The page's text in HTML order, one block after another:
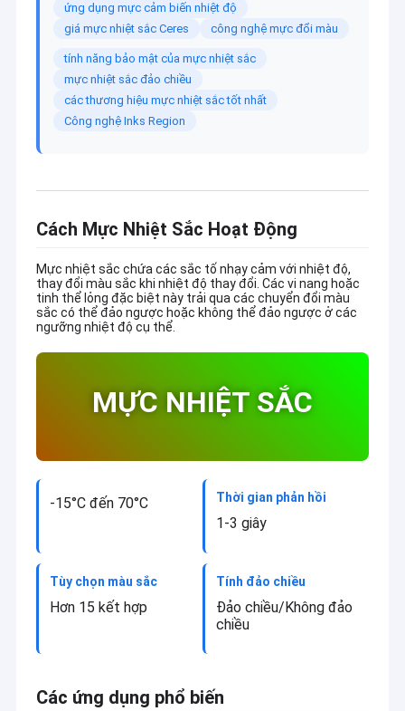
ứng dụng mực cảm biến nhiệt độ
giá mực nhiệt sắc Ceres
công nghệ mực đổi màu
tính năng bảo mật của mực nhiệt sắc
mực nhiệt sắc đảo chiều
các thương hiệu mực nhiệt sắc tốt nhất
Công nghệ Inks Region
Cách Mực Nhiệt Sắc Hoạt Động
Mực nhiệt sắc chứa các sắc tố nhạy cảm với nhiệt độ,
thay đổi màu sắc khi nhiệt độ thay đổi. Các vi nang hoặc
tinh thể lỏng đặc biệt này trải qua các chuyển đổi màu
sắc có thể đảo ngược hoặc không thể đảo ngược ở các
ngưỡng nhiệt độ cụ thể.
MỰC NHIỆT SẮC
-15°C đến 70°C Thời gian phản hồi
1-3 giây
Tùy chọn màu sắc
Hơn 15 kết hợp
Tính đảo chiều
Đảo chiều/Không đảo
chiều
Các ứng dụng phổ biến